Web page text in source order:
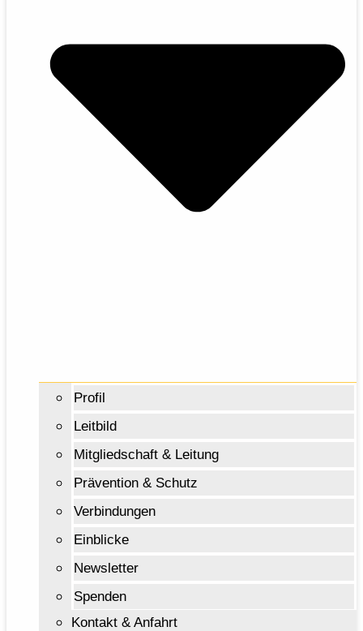
Profil
Leitbild
Mitgliedschaft & Leitung
Prävention & Schutz
Verbindungen
Einblicke
Newsletter
Spenden
Kontakt & Anfahrt